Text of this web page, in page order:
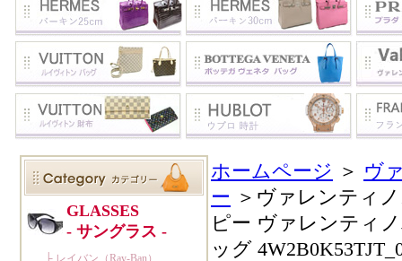
ホームページ ＞ ヴ
ー ＞ヴァレンティ
ピー ヴァレンティ
ッグ